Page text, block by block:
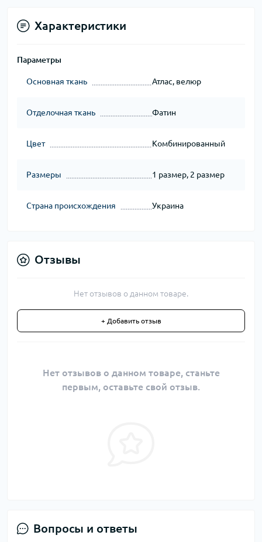
Характеристики
Параметры
Основная ткань Атлас, велюр
Отделочная ткань Фатин
Цвет Комбинированный
Размеры 1 размер, 2 размер
Страна происхождения Украина
Отзывы
Нет отзывов о данном товаре.
+ Добавить отзыв
Нет отзывов о данном товаре, станьте
первым, оставьте свой отзыв.
Вопросы и ответы